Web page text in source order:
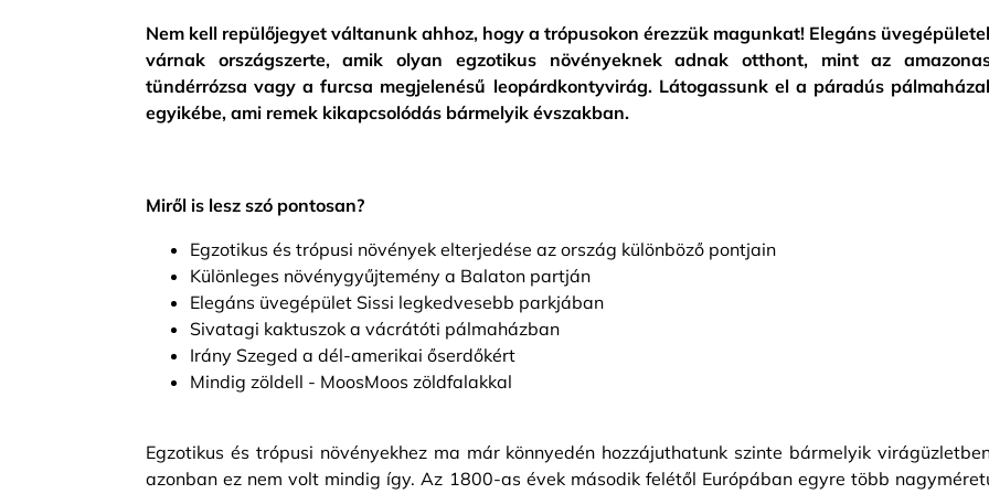
Nem kell repülőjegyet váltanunk ahhoz, hogy a trópusokon érezzük magunkat! Elegáns
várnak országszerte, amik olyan egzotikus növényeknek adnak otthont, mint az
tündérrózsa vagy a furcsa megjelenésű leopárdkontyvirág. Látogassunk el a páradús
egyikébe, ami remek kikapcsolódás bármelyik évszakban.
Miről is lesz szó pontosan?
Egzotikus és trópusi növények elterjedése az ország különböző pontjain
Különleges növénygyűjtemény a Balaton partján
Elegáns üvegépület Sissi legkedvesebb parkjában
Sivatagi kaktuszok a vácrátóti pálmaházban
Irány Szeged a dél-amerikai őserdőkért
Mindig zöldell - MoosMoos zöldfalakkal
Egzotikus és trópusi növényekhez ma már könnyedén hozzájuthatunk szinte bármelyik
azonban ez nem volt mindig így. Az 1800-as évek második felétől Európában egyre több